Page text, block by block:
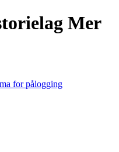
Mer
for pålogging